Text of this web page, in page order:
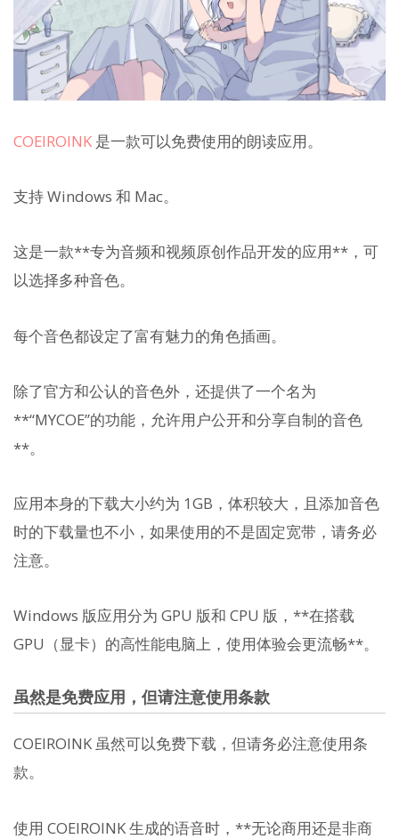
COEIROINK 是一款可以免费使用的朗读应用。
支持 Windows 和 Mac。
这是一款**专为音频和视频原创作品开发的应用**，可
以选择多种音色。
每个音色都设定了富有魅力的角色插画。
除了官方和公认的音色外，还提供了一个名为
**“MYCOE”的功能，允许用户公开和分享自制的音色
**。
应用本身的下载大小约为 1GB，体积较大，且添加音色
时的下载量也不小，如果使用的不是固定宽带，请务必
注意。
Windows 版应用分为 GPU 版和 CPU 版，**在搭载
GPU（显卡）的高性能电脑上，使用体验会更流畅**。
虽然是免费应用，但请注意使用条款
COEIROINK 虽然可以免费下载，但请务必注意使用条
款。
使用 COEIROINK 生成的语音时，**无论商用还是非商